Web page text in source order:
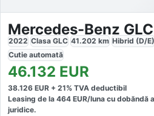
2022 Clasa GLC 41.202 km Hibrid (D/E)
Cutie automată
46.132 EUR
38.126 EUR + 21% TVA deductibil
Leasing de la 464 EUR/luna cu dobăndă
juridice.